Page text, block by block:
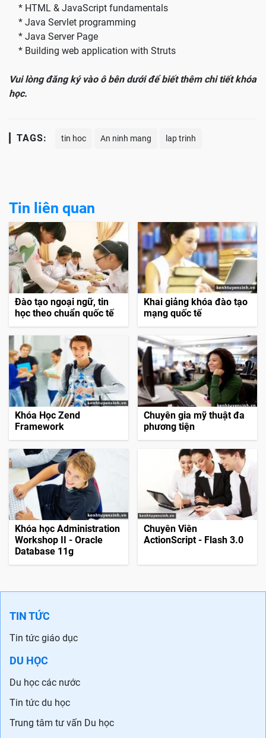
* HTML & JavaScript fundamentals
* Java Servlet programming
* Java Server Page
* Building web application with Struts
Vui lòng đăng ký vào ô bên dưới để biết thêm chi tiết khóa
học.
TAGS: tin hoc An ninh mang lap trinh
Tin liên quan
Đào tạo ngoại ngữ, tin
học theo chuẩn quốc tế
Khai giảng khóa đào tạo
mạng quốc tế
Khóa Học Zend
Framework
Chuyên gia mỹ thuật đa
phương tiện
Khóa học Administration
Workshop II - Oracle
Database 11g
Chuyên Viên
ActionScript - Flash 3.0
TIN TỨC
Tin tức giáo dục
DU HỌC
Du học các nước
Tin tức du học
Trung tâm tư vấn Du học